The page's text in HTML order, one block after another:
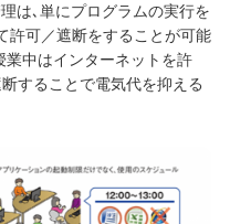
は､単にプログラムの実行を
許可／遮断をすることが可能
中はインターネットを許
することで電気代を抑える